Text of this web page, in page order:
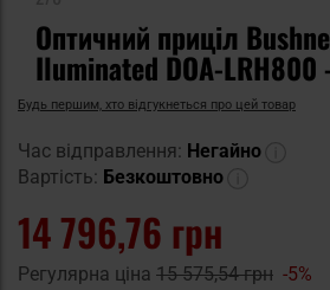
Оптичний приціл
Iluminated DOA-LRH800
Будь першим, хто відгукнеться про цей товар
Час відправлення: Негайно
Вартість: Безкоштовно
14 796,76 грн
Регулярна ціна 15 575,54 грн -5%